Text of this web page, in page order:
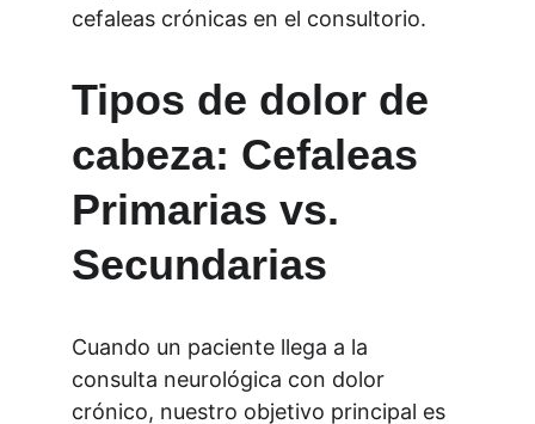
cefaleas crónicas en el consultorio.
Tipos de dolor de
cabeza: Cefaleas
Primarias vs.
Secundarias
Cuando un paciente llega a la
consulta neurológica con dolor
crónico, nuestro objetivo principal es